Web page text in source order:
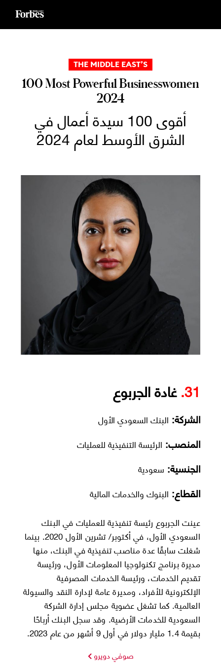
THE MIDDLE EAST’S
100 Most Powerful Businesswomen
2024
أقوى 100 سيدة أعمال في
الشرق الأوسط لعام 2024
31. غادة الجربوع
الشركة: البنك السعودي الأول
المنصب: الرئيسة التنفيذية للعمليات
الجنسية: سعودية
القطاع: البنوك والخدمات المالية
عينت الجربوع رئيسة تنفيذية للعمليات في البنك
السعودي الأول، في أكتوبر/ تشرين الأول 2020. بينما
شغلت سابقًا عدة مناصب تنفيذية في البنك، منها
مديرة برنامج تكنولوجيا المعلومات الأول، ورئيسة
تقديم الخدمات، ورئيسة الخدمات المصرفية
الإلكترونية للأفراد، ومديرة عامة لإدارة النقد والسيولة
العالمية. كما تشغل عضوية مجلس إدارة الشركة
السعودية للخدمات الأرضية. وقد سجل البنك أرباحًا
بقيمة 1.4 مليار دولار في أول 9 أشهر من عام 2023.
صوفي دويرو